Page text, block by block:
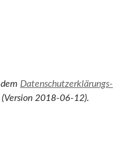
Datenschutzerklärungs-
(Version 2018-06-12).